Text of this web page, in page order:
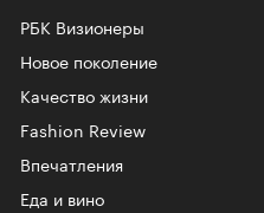
РБК Визионеры
Новое поколение
Качество жизни
Fashion Review
Впечатления
Еда и вино